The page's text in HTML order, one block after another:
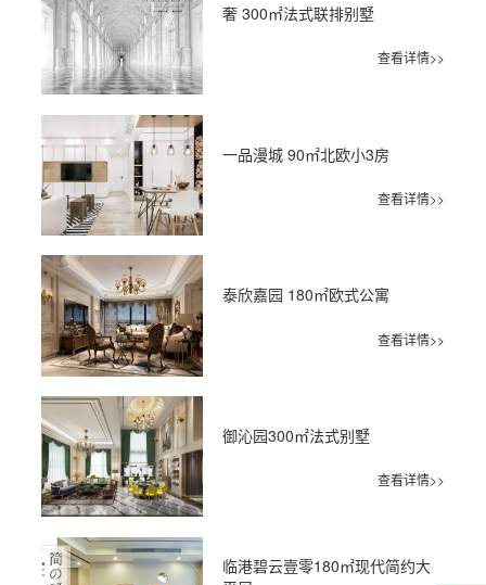
奢 300㎡法式联排别墅
查看详情>>
一品漫城 90㎡北欧小3房
查看详情>>
泰欣嘉园 180㎡欧式公寓
查看详情>>
御沁园300㎡法式别墅
查看详情>>
临港碧云壹零180㎡现代简约大